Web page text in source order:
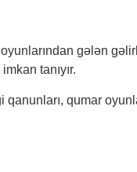
gələn
tanıyır.
qumar